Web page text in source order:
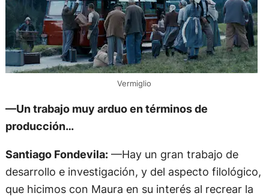
Vermiglio
—Un trabajo muy arduo en términos de
producción…
Santiago Fondevila:—Hay un gran trabajo de
desarrollo e investigación, y del aspecto filológico,
que hicimos con Maura en su interés al recrear la